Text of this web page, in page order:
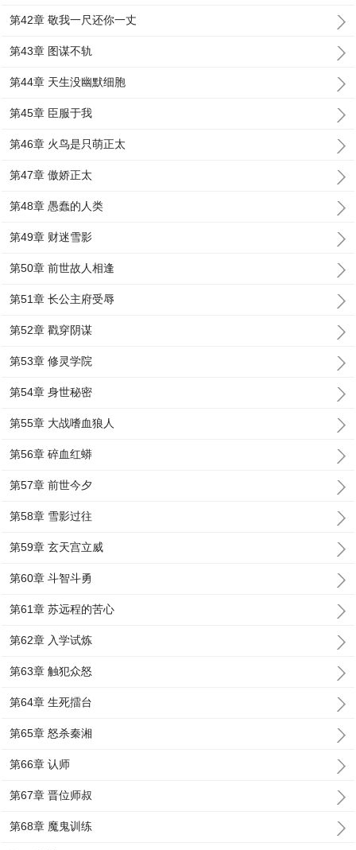
第42章 敬我一尺还你一丈
第43章 图谋不轨
第44章 天生没幽默细胞
第45章 臣服于我
第46章 火鸟是只萌正太
第47章 傲娇正太
第48章 愚蠢的人类
第49章 财迷雪影
第50章 前世故人相逢
第51章 长公主府受辱
第52章 戳穿阴谋
第53章 修灵学院
第54章 身世秘密
第55章 大战嗜血狼人
第56章 碎血红蟒
第57章 前世今夕
第58章 雪影过往
第59章 玄天宫立威
第60章 斗智斗勇
第61章 苏远程的苦心
第62章 入学试炼
第63章 触犯众怒
第64章 生死擂台
第65章 怒杀秦湘
第66章 认师
第67章 晋位师叔
第68章 魔鬼训练